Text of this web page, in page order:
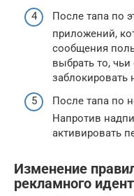
После тапа по
приложений,
сообщения
выбрать то,
заблокировать
После тапа по
Напротив
активировать
Изменение
рекламного